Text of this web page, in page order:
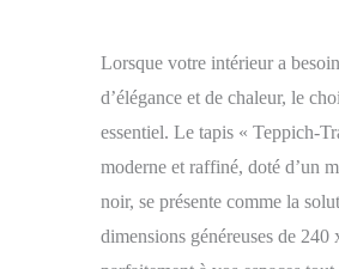
Lorsque votre intérieur a
d’élégance et de chaleur, le
essentiel. Le tapis « Teppich-
moderne et raffiné, doté d’un
noir, se présente comme la
dimensions généreuses de 240